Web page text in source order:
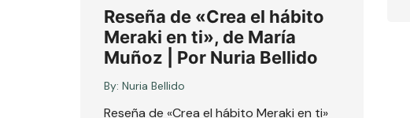
Reseña de «Crea el hábito
Meraki en ti», de María
Muñoz | Por Nuria Bellido
By: Nuria Bellido
Reseña de «Crea el hábito Meraki en ti»